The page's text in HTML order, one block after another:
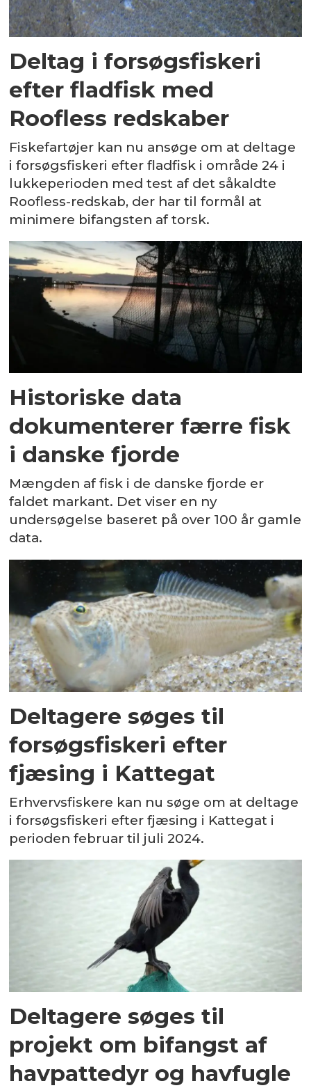
Deltag i forsøgsfiskeri
efter fladfisk med
Roofless redskaber
Fiskefartøjer kan nu ansøge om at deltage
i forsøgsfiskeri efter fladfisk i område 24 i
lukkeperioden med test af det såkaldte
Roofless-redskab, der har til formål at
minimere bifangsten af torsk.
Historiske data
dokumenterer færre fisk
i danske fjorde
Mængden af fisk i de danske fjorde er
faldet markant. Det viser en ny
undersøgelse baseret på over 100 år gamle
data.
Deltagere søges til
forsøgsfiskeri efter
fjæsing i Kattegat
Erhvervsfiskere kan nu søge om at deltage
i forsøgsfiskeri efter fjæsing i Kattegat i
perioden februar til juli 2024.
Deltagere søges til
projekt om bifangst af
havpattedyr og havfugle